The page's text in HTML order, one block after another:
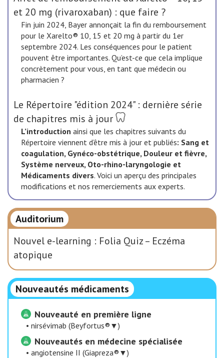
et 20 mg (rivaroxaban) : que faire ?
Fin juin 2024, Bayer annonçait la fin du remboursement
pour le Xarelto® 10, 15 et 20 mg à partir du 1er
septembre 2024. Les conséquences pour le patient
pouvent être importantes. Qu’est-ce que cela implique
concrètement pour vous, en tant que médecin ou
pharmacien ?
Le Répertoire "édition 2024" : dernière série
de chapitres mis à jour
L’introduction ainsi que les chapitres suivants du
Répertoire viennent d’être mis à jour et publiés: Sang et
coagulation, Gynéco-obstétrique, Douleur et fièvre,
Système nerveux, Oto-rhino-laryngologie et
Médicaments divers. Voici un aperçu des principales
modifications et nos remerciements aux experts.
Auditorium
Nouvel e-learning : Folia Quiz – Eczéma
atopique
Nouveautés médicaments
Nouveauté en première ligne
• nirsévimab (Beyfortus®▼)
Nouveautés en médecine spécialisée
• angiotensine II (Giapreza®▼)